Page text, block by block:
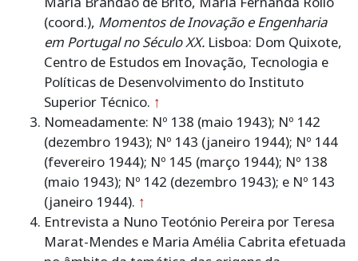
(coord.), Momentos de Inovação e Engenharia
em Portugal no Século XX. Lisboa: Dom Quixote,
Centro de Estudos em Inovação, Tecnologia e
Políticas de Desenvolvimento do Instituto
Superior Técnico. ↑
Nomeadamente: Nº 138 (maio 1943); Nº 142
(dezembro 1943); Nº 143 (janeiro 1944); Nº 144
(fevereiro 1944); Nº 145 (março 1944); Nº 138
(maio 1943); Nº 142 (dezembro 1943); e Nº 143
(janeiro 1944). ↑
Entrevista a Nuno Teotónio Pereira por Teresa
Marat-Mendes e Maria Amélia Cabrita efetuada